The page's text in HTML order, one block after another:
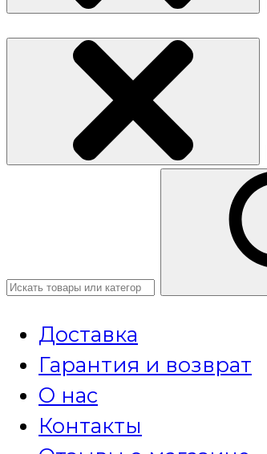
Доставка
Гарантия и возврат
О нас
Контакты